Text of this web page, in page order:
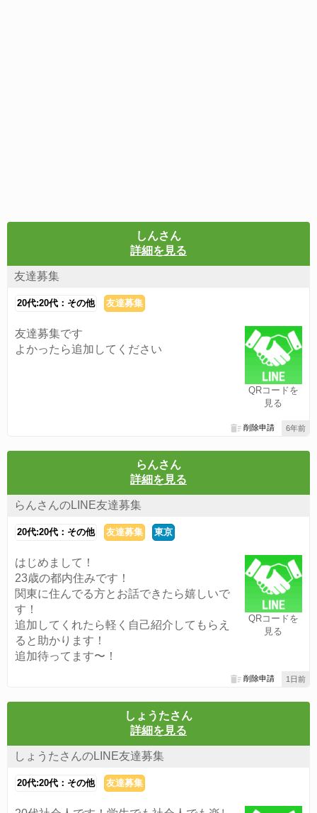
しんさん
詳細を見る
友達募集
20代:20代：その他 友達募集
QRコードを
見る
友達募集です
よかったら追加してください
6年前
削除申請
らんさん
詳細を見る
らんさんのLINE友達募集
20代:20代：その他 友達募集 東京
QRコードを
見る
はじめまして！
23歳の都内住みです！
関東に住んでる方とお話できたら嬉しいで
す！
追加してくれたら軽く自己紹介してもらえ
ると助かります！
追加待ってます〜！
1日前
削除申請
しょうたさん
詳細を見る
しょうたさんのLINE友達募集
20代:20代：その他 友達募集